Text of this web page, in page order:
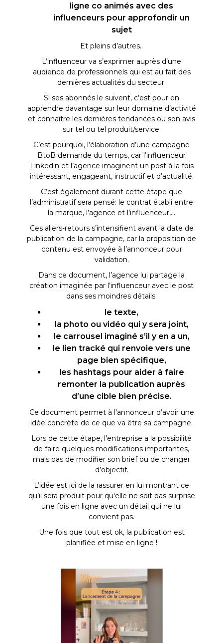
ligne co animés avec des
influenceurs pour approfondir un
sujet
Et pleins d’autres..
L’influenceur va s’exprimer auprès d’une
audience de professionnels qui est au fait des
dernières actualités du secteur.
Si ses abonnés le suivent, c’est pour en
apprendre davantage sur leur domaine d’activité
et connaître les dernières tendances ou son avis
sur tel ou tel produit/service.
C’est pourquoi, l’élaboration d’une campagne
BtoB demande du temps, car l’influenceur
Linkedin et l’agence imaginent un post à la fois
intéressant, engageant, instructif et d’actualité.
C’est également durant cette étape que
l’administratif sera pensé: le contrat établi entre
la marque, l’agence et l’influenceur,...
Ces allers-retours s’intensifient avant la date de
publication de la campagne, car la proposition de
contenu est envoyée à l’annonceur pour
validation.
Dans ce document, l’agence lui partage la
création imaginée par l’influenceur avec le post
dans ses moindres détails:
le texte,
la photo ou vidéo qui y sera joint,
le carrousel imaginé s’il y en a un,
le lien tracké qui renvoie vers une
page bien spécifique,
les hashtags pour aider à faire
remonter la publication auprès
d’une cible bien précise.
Ce document permet à l’annonceur d’avoir une
idée concrète de ce que va être sa campagne.
Lors de cette étape, l’entreprise a la possibilité
de faire quelques modifications importantes,
mais pas de modifier son brief ou de changer
d’objectif.
L’idée est ici de la rassurer en lui montrant ce
qu’il sera produit pour qu'elle ne soit pas surprise
une fois en ligne avec un détail qui ne lui
convient pas.
Une fois que tout est ok, la publication est
planifiée et mise en ligne !